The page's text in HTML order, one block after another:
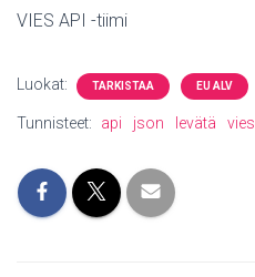
VIES API -tiimi
Luokat: TARKISTAA EU ALV
Tunnisteet: api json levätä vies